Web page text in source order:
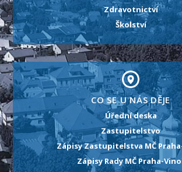
Zdravotnictví
Školství
CO SE U NÁS DĚJE
Úřední deska
Zastupitelstvo
Zápisy Zastupitelstva MČ
Zápisy Rady MČ Praha-